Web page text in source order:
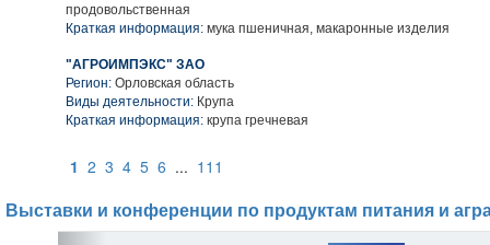
продовольственная
Краткая информация: мука пшеничная, макаронные изделия
"АГРОИМПЭКС" ЗАО
Регион: Орловская область
Виды деятельности: Крупа
Краткая информация: крупа гречневая
1 2 3 4 5 6 ... 111
Выставки и конференции по продуктам питания и